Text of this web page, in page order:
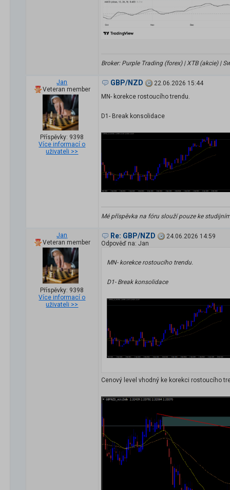
Broker: Purple Trading (forex) | XTB (akcie) |
Jan
Veteran member
Příspěvky: 9398
Více informací o
uživateli >>
GBP/NZD
22.06.2026 15:44
MN- korekce rostoucího trendu.
D1- Break konsolidace
Mé příspěvka na fóru slouží pouze ke
Jan
Veteran member
Příspěvky: 9398
Více informací o
uživateli >>
Re: GBP/NZD
24.06.2026 14:59
Odpověď na: Jan
MN- korekce rostoucího trendu.
D1- Break konsolidace
Cenový level vhodný ke korekci rostoucího